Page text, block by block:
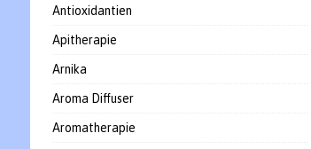
Antioxidantien
Apitherapie
Arnika
Aroma Diffuser
Aromatherapie